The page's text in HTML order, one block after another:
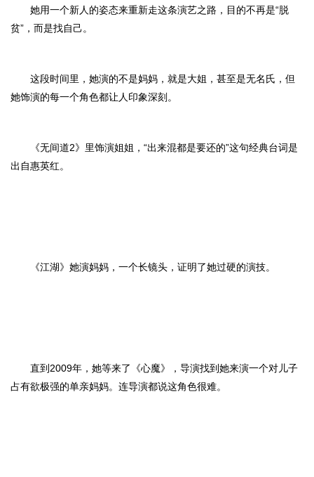
她用一个新人的姿态来重新走这条演艺之路，目的不再是“脱
贫”，而是找自己。
这段时间里，她演的不是妈妈，就是大姐，甚至是无名氏，但
她饰演的每一个角色都让人印象深刻。
《无间道2》里饰演姐姐，“出来混都是要还的”这句经典台词是
出自惠英红。
《江湖》她演妈妈，一个长镜头，证明了她过硬的演技。
直到2009年，她等来了《心魔》，导演找到她来演一个对儿子
占有欲极强的单亲妈妈。连导演都说这角色很难。